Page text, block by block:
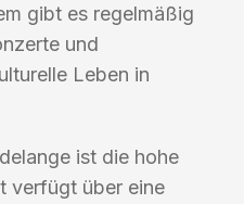
gibt es regelmäßig
und
Leben in
ist die hohe
verfügt über eine